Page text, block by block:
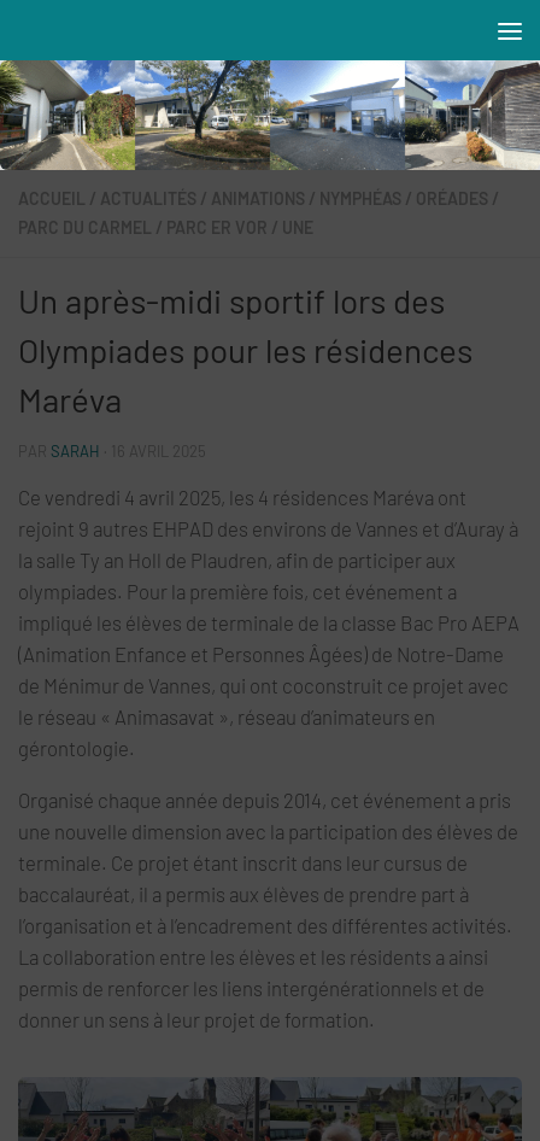
Résidences MAREVA
ACCUEIL / ACTUALITÉS / ANIMATIONS / NYMPHÉAS / ORÉADES /
PARC DU CARMEL / PARC ER VOR / UNE
Un après-midi sportif lors des
Olympiades pour les résidences
Maréva
SARAH 16 AVRIL 2025
Ce vendredi 4 avril 2025, les 4 résidences Maréva ont
rejoint 9 autres EHPAD des environs de Vannes et d’Auray à
la salle Ty an Holl de Plaudren, afin de participer aux
olympiades. Pour la première fois, cet événement a
impliqué les élèves de terminale de la classe Bac Pro AEPA
(Animation Enfance et Personnes Âgées) de Notre-Dame
de Ménimur de Vannes, qui ont coconstruit ce projet avec
le réseau « Animasavat », réseau d’animateurs en
gérontologie.
Organisé chaque année depuis 2014, cet événement a pris
une nouvelle dimension avec la participation des élèves de
terminale. Ce projet étant inscrit dans leur cursus de
baccalauréat, il a permis aux élèves de prendre part à
l’organisation et à l’encadrement des différentes activités.
La collaboration entre les élèves et les résidents a ainsi
permis de renforcer les liens intergénérationnels et de
donner un sens à leur projet de formation.